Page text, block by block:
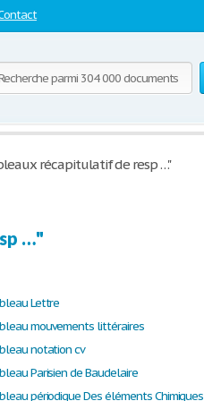
récapitulatif de resp …"
…"
Lettre
mouvements littéraires
notation cv
Parisien de Baudelaire
périodique Des éléments Chimiques